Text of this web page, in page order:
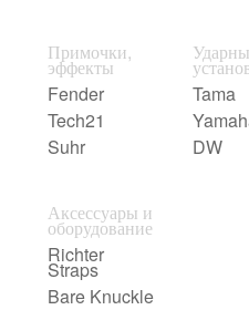
Примочки,
эффекты
Fender
Tech21
Suhr
Tama
DW
Аксессуары и
оборудование
Richter
Straps
Bare Knuckle